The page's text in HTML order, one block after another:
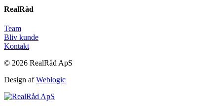
RealRåd
Team
Bliv kunde
Kontakt
© 2026 RealRåd ApS
Design afWeblogic